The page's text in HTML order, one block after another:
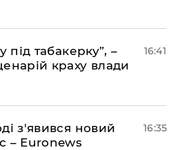
під табакерку”, –
краху влади
16:41
з'явився новий
– Euronews
16:35